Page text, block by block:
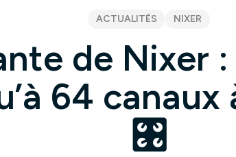
de Nixer
64 canaux
🎛️
ACTUALITÉS NIXER